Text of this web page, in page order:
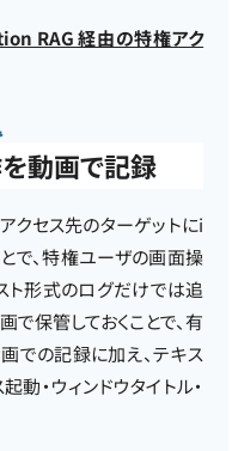
RAG 経由の特権アク
動画で記録
クセス先のターゲットにi
で、特権ユーザの画面操
ト形式のログだけでは追
保管しておくことで、有
での記録に加え、テキス
動・ウィンドウタイトル・